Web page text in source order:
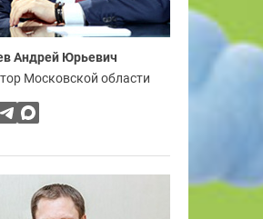
Андрей Юрьевич
Московской области